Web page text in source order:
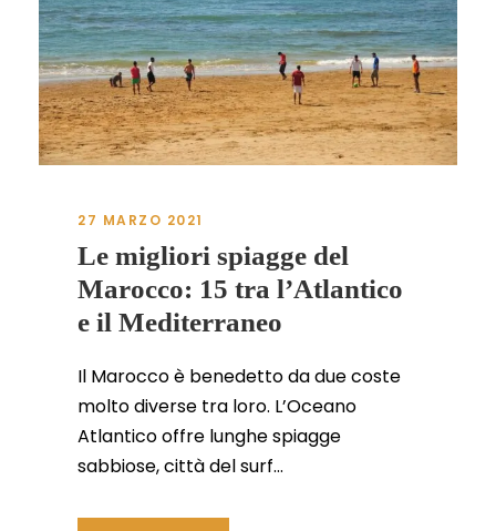
27 MARZO 2021
Le migliori spiagge del
Marocco: 15 tra l’Atlantico
e il Mediterraneo
Il Marocco è benedetto da due coste
molto diverse tra loro. L’Oceano
Atlantico offre lunghe spiagge
sabbiose, città del surf...